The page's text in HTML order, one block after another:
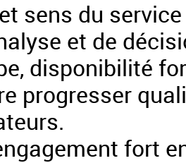
sens du
et de
disponibilité
progresser
fort